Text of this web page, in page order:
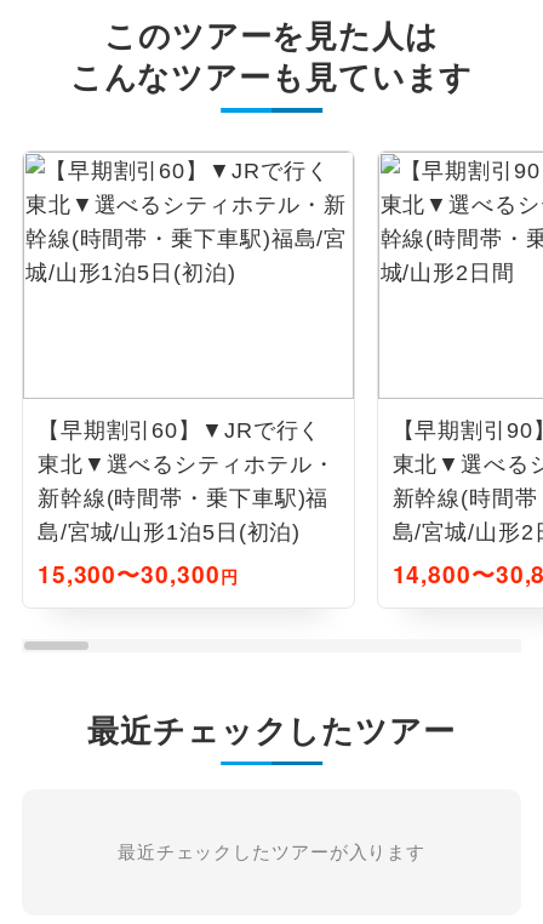
このツアーを見た人は
こんなツアーも見ています
【早期割引60】▼JRで行く
東北▼選べるシティホテル・
新幹線(時間帯・乗下車駅)福
島/宮城/山形1泊5日(初泊)
15,300〜30,300円
【早期割引
東北▼選べる
新幹線(時間
島/宮城/山形2
14,800〜
最近チェックしたツアー
最近チェックしたツアーが入ります